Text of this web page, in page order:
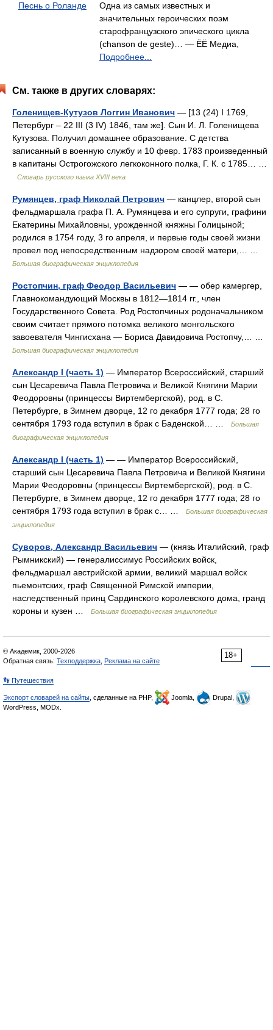
Песнь о Роланде
Одна из самых известных и
значительных героических поэм
старофранцузского эпического цикла
(chanson de geste)… — ЁЁ Медиа,
Подробнее...
См. также в других словарях:
Голенищев-Кутузов Логгин Иванович — [13 (24) I 1769,
Петербург – 22 III (3 IV) 1846, там же]. Сын И. Л. Голенищева
Кутузова. Получил домашнее образование. С детства
записанный в военную службу и 10 февр. 1783 произведенный
в капитаны Острогожского легкоконного полка, Г. К. с 1785… …
Словарь русского языка XVIII века
Румянцев, граф Николай Петрович — канцлер, второй сын
фельдмаршала графа П. А. Румянцева и его супруги, графини
Екатерины Михайловны, урожденной княжны Голицыной;
родился в 1754 году, 3 го апреля, и первые годы своей жизни
провел под непосредственным надзором своей матери,… …
Большая биографическая энциклопедия
Ростопчин, граф Феодор Васильевич — — обер камергер,
Главнокомандующий Москвы в 1812—1814 гг., член
Государственного Совета. Род Ростопчиных родоначальником
своим считает прямого потомка великого монгольского
завоевателя Чингисхана — Бориса Давидовича Ростопчу,… …
Большая биографическая энциклопедия
Александр I (часть 1) — Император Всероссийский, старший
сын Цесаревича Павла Петровича и Великой Княгини Марии
Феодоровны (принцессы Виртембергской), род. в С.
Петербурге, в Зимнем дворце, 12 го декабря 1777 года; 28 го
сентября 1793 года вступил в брак с Баденской… …
Большая
биографическая энциклопедия
Александр I (часть 1) — — Император Всероссийский,
старший сын Цесаревича Павла Петровича и Великой Княгини
Марии Феодоровны (принцессы Виртембергской), род. в С.
Петербурге, в Зимнем дворце, 12 го декабря 1777 года; 28 го
сентября 1793 года вступил в брак с… …
Большая биографическая
энциклопедия
Суворов, Александр Васильевич — (князь Италийский, граф
Рымникский) — генералиссимус Российских войск,
фельдмаршал австрийской армии, великий маршал войск
пьемонтских, граф Священной Римской империи,
наследственный принц Сардинского королевского дома, гранд
короны и кузен …
Большая биографическая энциклопедия
18+
© Академик, 2000-2026
Обратная связь: Техподдержка Реклама на сайте
👣 Путешествия
Экспорт словарей на сайты , сделанные на PHP, Joomla,
Drupal,
WordPress, MODx.